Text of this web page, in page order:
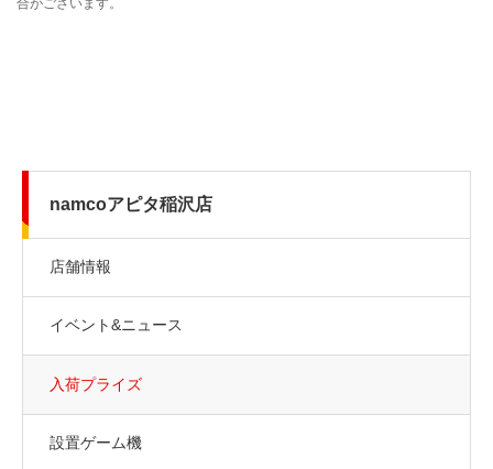
namcoアピタ稲沢店
店舗情報
イベント&ニュース
入荷プライズ
設置ゲーム機